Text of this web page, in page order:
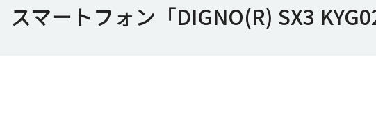
スマートフォン「DIGNO(R) SX3